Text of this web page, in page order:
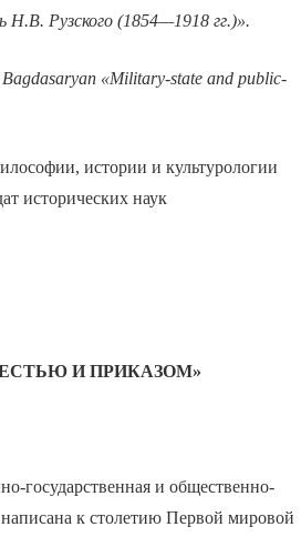
Н.В. Рузского (1854—1918 гг.)».
«Military-state and public-
истории и культурологии
исторических наук
И ПРИКАЗОМ»
государственная и общественно-
к столетию Первой мировой